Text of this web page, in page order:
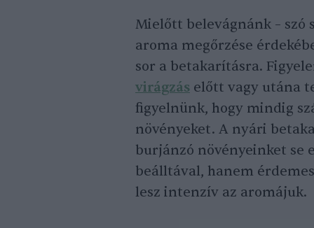
Mielőtt belevágnánk – szó
aroma megőrzése
sor a betakarításra.
virágzás előtt vagy utána
figyelnünk, hogy mindig
növényeket. A nyári
burjánzó növényeinket se
beálltával, hanem
lesz intenzív az aromájuk.